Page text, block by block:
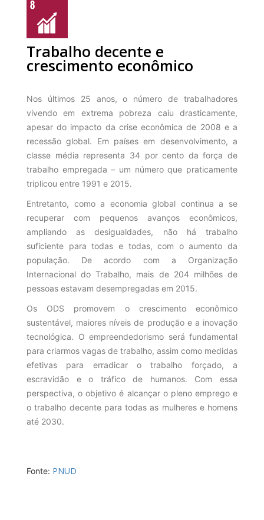
Trabalho decente e
crescimento econômico
Nos últimos 25 anos, o número de trabalhadores
vivendo em extrema pobreza caiu drasticamente,
apesar do impacto da crise econômica de 2008 e a
recessão global. Em países em desenvolvimento, a
classe média representa 34 por cento da força de
trabalho empregada – um número que praticamente
triplicou entre 1991 e 2015.
Entretanto, como a economia global continua a se
recuperar com pequenos avanços econômicos,
ampliando as desigualdades, não há trabalho
suficiente para todas e todas, com o aumento da
população. De acordo com a Organização
Internacional do Trabalho, mais de 204 milhões de
pessoas estavam desempregadas em 2015.
Os ODS promovem o crescimento econômico
sustentável, maiores níveis de produção e a inovação
tecnológica. O empreendedorismo será fundamental
para criarmos vagas de trabalho, assim como medidas
efetivas para erradicar o trabalho forçado, a
escravidão e o tráfico de humanos. Com essa
perspectiva, o objetivo é alcançar o pleno emprego e
o trabalho decente para todas as mulheres e homens
até 2030.
Fonte: PNUD